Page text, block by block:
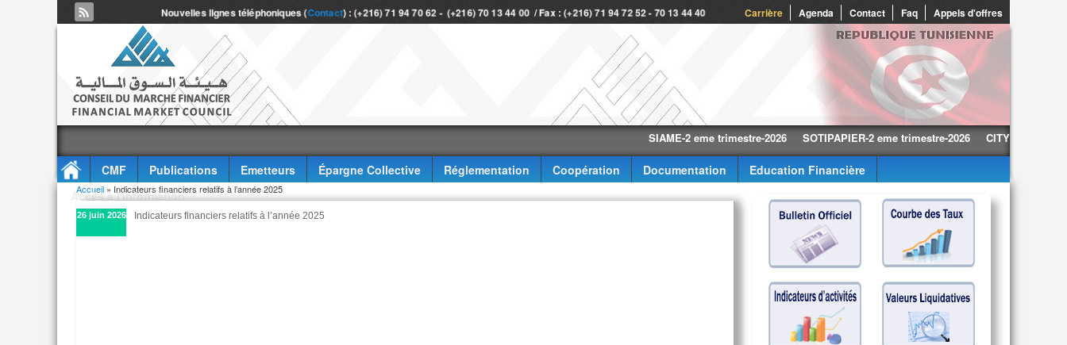
Carrière Agenda Contact Faq Appels d'offres
Nouvelles lignes téléphoniques (Contact) : (+216) 71 94 70 62 - (+216) 70 13 44 00 / Fax : (+216) 71 94 72 52 - 70 13 44 40
SIAME-2 eme trimestre-2026 SOTIPAPIER-2 eme trimestre-2026 CITY CARS-2 eme
CMF Publications Emetteurs Épargne Collective Réglementation Coopération Documentation
Education Financière
Accès à l'information
Vous êtes ici
Accueil » Indicateurs financiers relatifs à l’année 2025
26 juin 2026 Indicateurs financiers relatifs à l’année 2025